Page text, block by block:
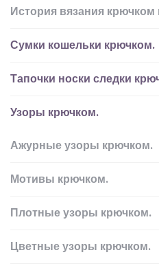
История вязания
Сумки кошельки крючком.
Тапочки носки следки
Узоры крючком.
Ажурные узоры крючком.
Мотивы крючком.
Плотные узоры крючком.
Цветные узоры крючком.